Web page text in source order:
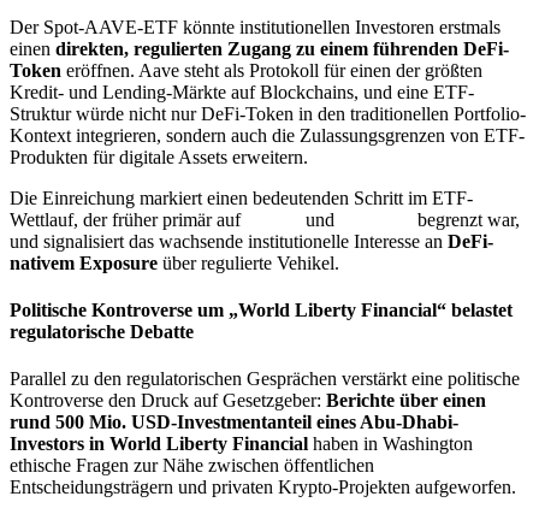
Der Spot-AAVE-ETF könnte institutionellen Investoren erstmals
einen direkten, regulierten Zugang zu einem führenden DeFi-
Token eröffnen. Aave steht als Protokoll für einen der größten
Kredit- und Lending-Märkte auf Blockchains, und eine ETF-
Struktur würde nicht nur DeFi-Token in den traditionellen Portfolio-
Kontext integrieren, sondern auch die Zulassungsgrenzen von ETF-
Produkten für digitale Assets erweitern.
Die Einreichung markiert einen bedeutenden Schritt im ETF-
Wettlauf, der früher primär auf
und
begrenzt war,
und signalisiert das wachsende institutionelle Interesse an DeFi-
nativem Exposure über regulierte Vehikel.
Politische Kontroverse um „World Liberty Financial“ belastet
regulatorische Debatte
Parallel zu den regulatorischen Gesprächen verstärkt eine politische
Kontroverse den Druck auf Gesetzgeber: Berichte über einen
rund 500 Mio. USD-Investmentanteil eines Abu-Dhabi-
Investors in World Liberty Financial haben in Washington
ethische Fragen zur Nähe zwischen öffentlichen
Entscheidungsträgern und privaten Krypto-Projekten aufgeworfen.